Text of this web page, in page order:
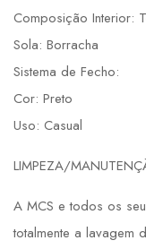
Composição Interior:
Sola: Borracha
Sistema de Fecho:
Cor: Preto
Uso: Casual
LIMPEZA/
A MCS e todos os
totalmente a lavagem